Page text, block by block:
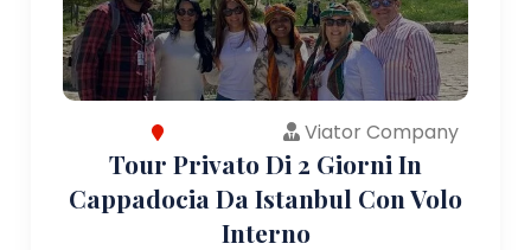
Viator Company
Tour Privato Di 2 Giorni In
Cappadocia Da Istanbul Con Volo
Interno